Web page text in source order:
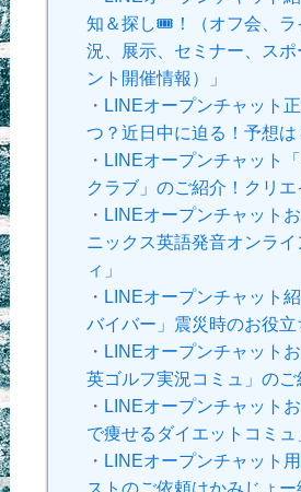
知＆探し🎟！（オフ会、ラ
況、展示、セミナー、ス
ント開催情報）」
・ LINEオープンチャット
つ？近日中に迫る！予想は
・ LINEオープンチャット
クラブ」のご紹介！クリエ
・ LINEオープンチャット
ニックス英語発音オンラ
ィ」
・ LINEオープンチャット
バイバー」震災時のお役立
・ LINEオープンチャット
英ゴルフ実況コミュ」のご
・ LINEオープンチャット
で痩せるダイエットコミュ
・ LINEオープンチャット
ストのご依頼はかみじょ